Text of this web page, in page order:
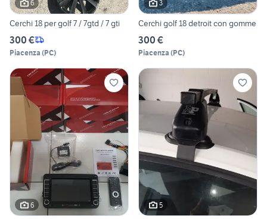
6
Cerchi 18 per golf 7 / 7gtd / 7 gti
300 €
Piacenza (PC)
3
Cerchi golf 18 detroit con gomme
300 €
Piacenza (PC)
6 5